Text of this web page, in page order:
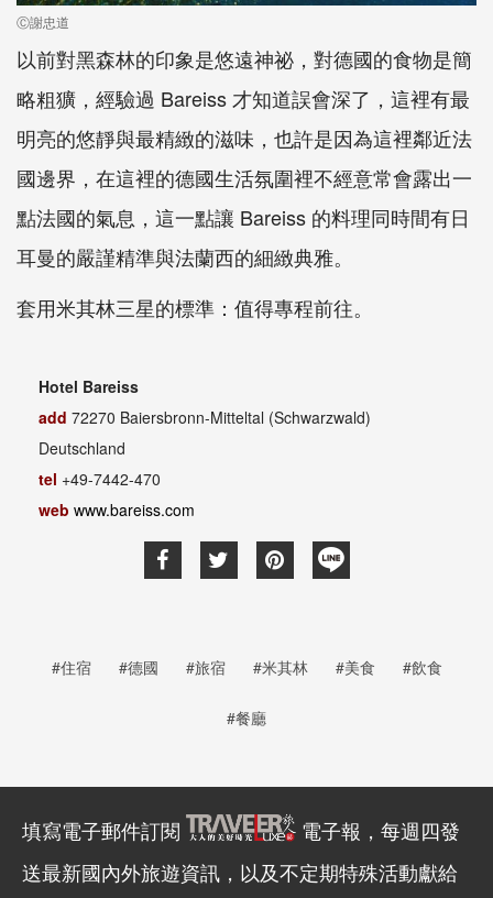
Ⓒ謝忠道
以前對黑森林的印象是悠遠神祕，對德國的食物是簡
略粗獷，經驗過 Bareiss 才知道誤會深了，這裡有最
明亮的悠靜與最精緻的滋味，也許是因為這裡鄰近法
國邊界，在這裡的德國生活氛圍裡不經意常會露出一
點法國的氣息，這一點讓 Bareiss 的料理同時間有日
耳曼的嚴謹精準與法蘭西的細緻典雅。
套用米其林三星的標準：值得專程前往。
Hotel Bareiss
add 72270 Baiersbronn-Mitteltal (Schwarzwald)
Deutschland
tel +49-7442-470
web www.bareiss.com
#住宿 #德國 #旅宿 #米其林 #美食 #飲食
#餐廳
填寫電子郵件訂閱
電子報，每週四發
送最新國內外旅遊資訊，以及不定期特殊活動獻給